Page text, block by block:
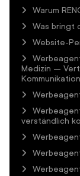
Warum
Was bringt
Website-
Medizin –
Kommunikation
verständlich